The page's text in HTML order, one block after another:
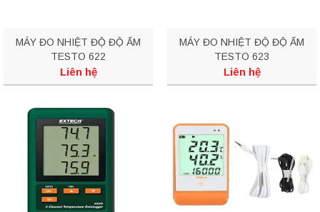
MÁY ĐO NHIỆT ĐỘ ĐỘ ẨM
TESTO 622
Liên hệ
MÁY ĐO NHIỆT ĐỘ ĐỘ ẨM
TESTO 623
Liên hệ